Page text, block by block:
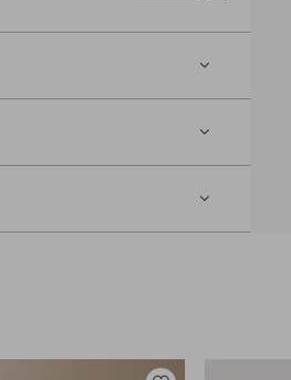
artykułu: 1033482-03-0